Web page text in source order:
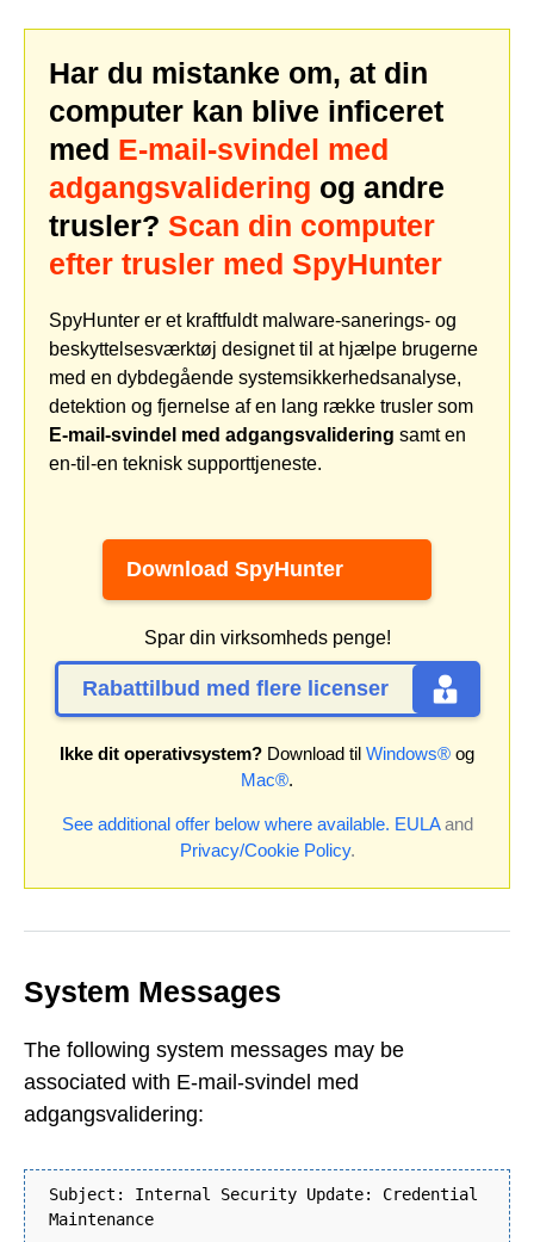
Har du mistanke om, at din
computer kan blive inficeret
med E-mail-svindel med
adgangsvalidering og andre
trusler? Scan din computer
efter trusler med SpyHunter
SpyHunter er et kraftfuldt malware-sanerings- og
beskyttelsesværktøj designet til at hjælpe brugerne
med en dybdegående systemsikkerhedsanalyse,
detektion og fjernelse af en lang række trusler som
E-mail-svindel med adgangsvalidering samt en
en-til-en teknisk supporttjeneste.
Download SpyHunter
Spar din virksomheds penge!
Rabattilbud med flere licenser
Ikke dit operativsystem? Download til Windows® og
Mac®.
See additional offer below where available. EULAand
Privacy/Cookie Policy.
System Messages
The following system messages may be
associated with E-mail-svindel med
adgangsvalidering:
Subject: Internal Security Update: Credential
Maintenance